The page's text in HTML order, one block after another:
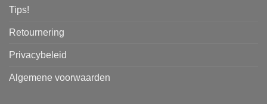
Tips!
Retournering
Privacybeleid
Algemene voorwaarden